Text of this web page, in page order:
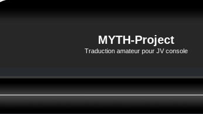
MYTH-Project
Traduction amateur pour JV console